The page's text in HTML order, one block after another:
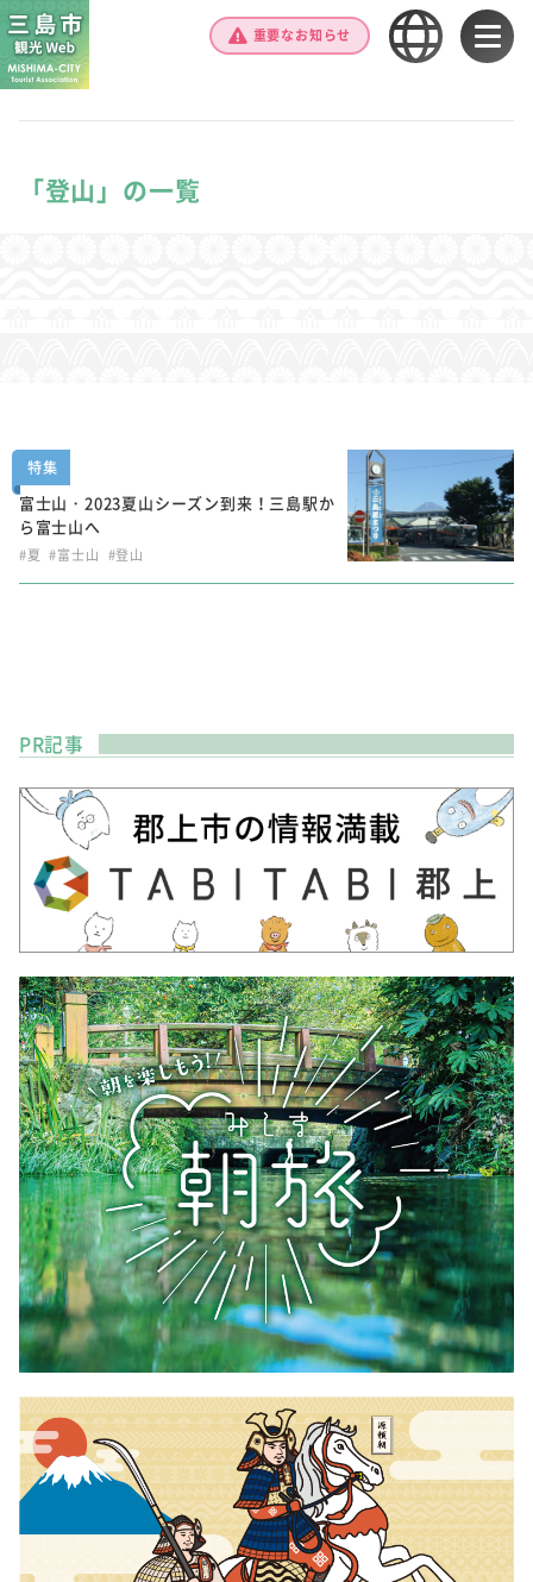
重要なお知らせ
「登山」の一覧
特集
富士山・2023夏山シーズン到来！三島駅か
ら富士山へ
#夏 #富士山 #登山
PR記事